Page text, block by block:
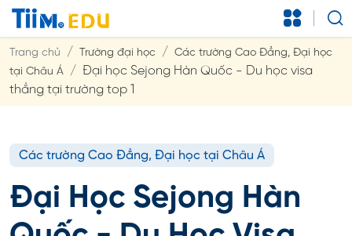
Trang chủ Trường đại học
Các trường Cao Đẳng, Đại học
tại Châu Á
Đại học Sejong Hàn Quốc - Du học visa
thẳng tại trường top 1
Các trường Cao Đẳng, Đại học tại Châu Á
Đại Học Sejong Hàn